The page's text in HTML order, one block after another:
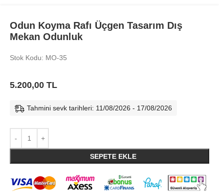
Odun Koyma Rafı Üçgen Tasarım Dış
Mekan Odunluk
Stok Kodu: MO-35
5.200,00 TL
Tahmini sevk tarihleri: 11/08/2026 - 17/08/2026
SEPETE EKLE